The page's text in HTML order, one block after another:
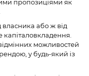
пропозиціями як
власника або ж від
капіталовкладення.
можливостей
у будь-який із